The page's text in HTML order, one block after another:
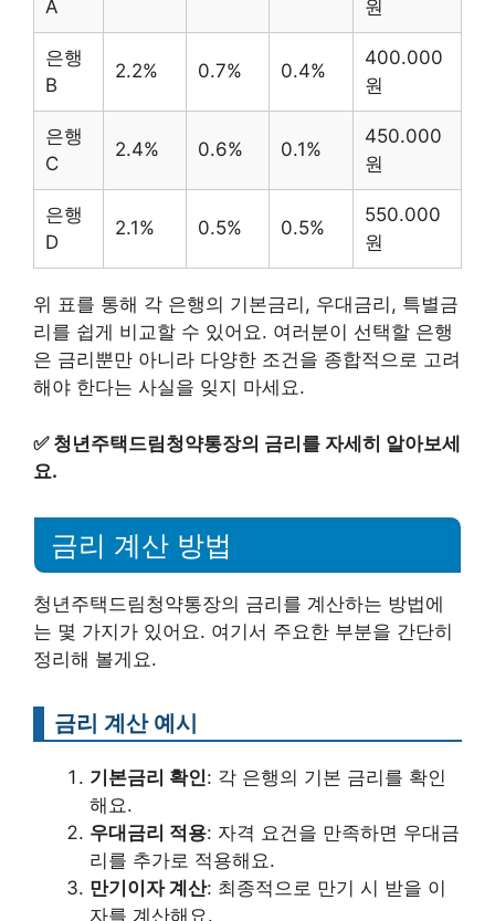
A
원
은행
B
2.2% 0.7% 0.4%
400.000
원
은행
C
2.4% 0.6% 0.1%
450.000
원
은행
D
2.1% 0.5% 0.5%
550.000
원
위 표를 통해 각 은행의 기본금리, 우대금리, 특별금
리를 쉽게 비교할 수 있어요. 여러분이 선택할 은행
은 금리뿐만 아니라 다양한 조건을 종합적으로 고려
해야 한다는 사실을 잊지 마세요.
✅ 청년주택드림청약통장의 금리를 자세히 알아보세
요.
금리 계산 방법
청년주택드림청약통장의 금리를 계산하는 방법에
는 몇 가지가 있어요. 여기서 주요한 부분을 간단히
정리해 볼게요.
금리 계산 예시
기본금리 확인: 각 은행의 기본 금리를 확인
해요.
우대금리 적용: 자격 요건을 만족하면 우대금
리를 추가로 적용해요.
만기이자 계산: 최종적으로 만기 시 받을 이
자를 계산해요.